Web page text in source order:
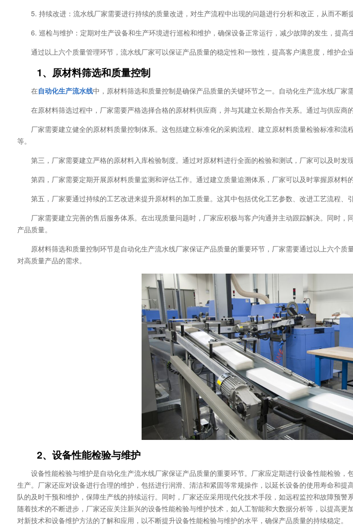
5. 持续改进：流水线厂家需要进行持续的质量改进，对生产流程中出现的问题进行分析和改正，从而不断
6. 巡检与维护：定期对生产设备和生产环境进行巡检和维护，确保设备正常运行，减少故障的发生，提高
通过以上六个质量管理环节，流水线厂家可以保证产品质量的稳定性和一致性，提高客户满意度，维护企业
1、原材料筛选和质量控制
在自动化生产流水线中，原材料筛选和质量控制是确保产品质量的关键环节之一。自动化生产流水线厂家
在原材料筛选过程中，厂家需要严格选择合格的原材料供应商，并与其建立长期合作关系。通过与供应商
厂家需要建立健全的原材料质量控制体系。这包括建立标准化的采购流程、建立原材料质量检验标准和
等。
第三，厂家需要建立严格的原材料入库检验制度。通过对原材料进行全面的检验和测试，厂家可以及时发
第四，厂家需要定期开展原材料质量监测和评估工作。通过建立质量追溯体系，厂家可以及时掌握原材料
第五，厂家要通过持续的工艺改进来提升原材料的加工质量。这其中包括优化工艺参数、改进工艺流程、
厂家需要建立完善的售后服务体系。在出现质量问题时，厂家应积极与客户沟通并主动跟踪解决。同时
产品质量。
原材料筛选和质量控制环节是自动化生产流水线厂家保证产品质量的重要环节，厂家需要通过以上六个
对高质量产品的需求。
2、设备性能检验与维护
设备性能检验与维护是自动化生产流水线厂家保证产品质量的重要环节。厂家应定期进行设备性能检验
生产。厂家还应对设备进行合理的维护，包括进行润滑、清洁和紧固等常规操作，以延长设备的使用寿命和
队的及时干预和维护，保障生产线的持续运行。同时，厂家还应采用现代化技术手段，如远程监控和故障预警
随着技术的不断进步，厂家还应关注新兴的设备性能检验与维护技术，如人工智能和大数据分析等，以提高
对新技术和设备维护方法的了解和应用，以不断提升设备性能检验与维护的水平，确保产品质量的持续稳定。